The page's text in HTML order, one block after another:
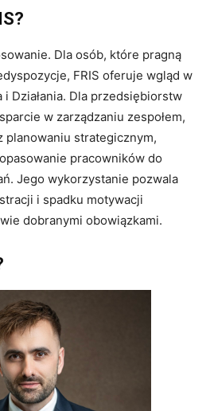
Dla osób, które pragną
FRIS oferuje wgląd w
Działania. Dla przedsiębiorstw
w zarządzaniu zespołem,
planowaniu strategicznym,
pracowników do
Jego wykorzystanie pozwala
i spadku motywacji
dobranymi obowiązkami.